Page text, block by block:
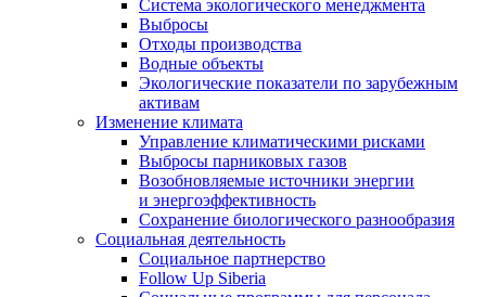
Система экологического менеджмента
Выбросы
Отходы производства
Водные объекты
Экологические показатели по зарубежным
активам
Изменение климата
Управление климатическими рисками
Выбросы парниковых газов
Возобновляемые источники энергии
и энергоэффективность
Сохранение биологического разнообразия
Социальная деятельность
Социальное партнерство
Follow Up Siberia